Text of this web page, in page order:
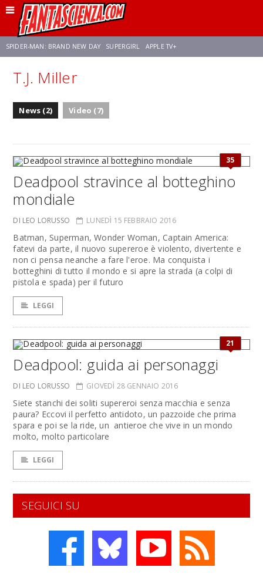
SPIDER-MAN: BRAND NEW DAY SUPERGIRL APPLE TV+
FRANCO RICCIARDIELLO
T.J. Miller
News (2) Video (7)
35
Deadpool stravince al botteghino
mondiale
DI LEO LORUSSO LUNEDÌ 15 FEBBRAIO 2016
Batman, Superman, Wonder Woman, Captain America:
fatevi da parte, il nuovo supereroe è violento, divertente e
non ci pensa neanche a fare l'eroe. Ma conquista i
botteghini di tutto il mondo e si apre la strada (a colpi di
pistola e spada) per il futuro
LEGGI
21
Deadpool: guida ai personaggi
DI LEO LORUSSO GIOVEDÌ 28 GENNAIO 2016
Siete stanchi dei soliti supereroi senza macchia e senza
paura? Eccovi il perfetto antidoto, un pazzoide che prima
spara e poi se la ride, un antieroe che vive in un mondo
molto, molto particolare
LEGGI
SEGUICI SU